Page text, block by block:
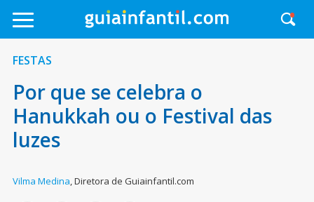
FESTAS
Por que se celebra o
Hanukkah ou o Festival das
luzes
Vilma Medina,Diretora de Guiainfantil.com